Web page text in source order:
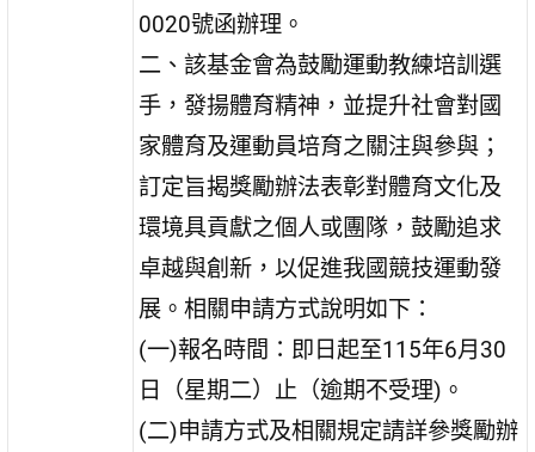
0020號函辦理。
二、該基金會為鼓勵運動教練培訓選
手，發揚體育精神，並提升社會對國
家體育及運動員培育之關注與參與；
訂定旨揭獎勵辦法表彰對體育文化及
環境具貢獻之個人或團隊，鼓勵追求
卓越與創新，以促進我國競技運動發
展。相關申請方式說明如下：
(一)報名時間：即日起至115年6月30
日（星期二）止（逾期不受理)。
(二)申請方式及相關規定請詳參獎勵辦